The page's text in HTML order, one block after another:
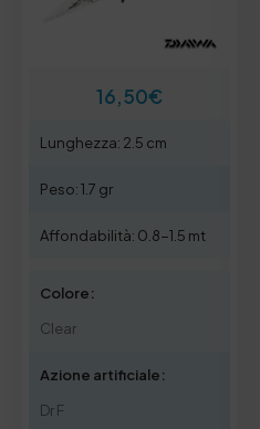
16,50€
Lunghezza: 2.5 cm
Peso: 1.7 gr
Affondabilità: 0.8-1.5 mt
Colore:
Clear
Azione artificiale:
Dr F